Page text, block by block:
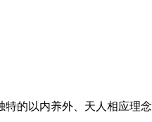
特的以内养外、天人相应